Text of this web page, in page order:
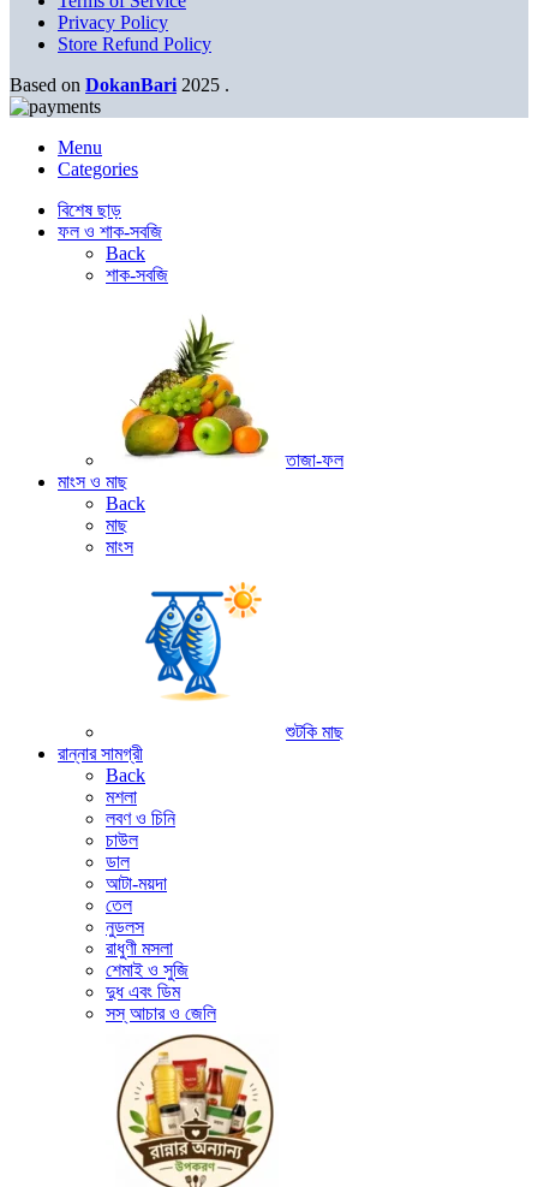
Privacy Policy
Store Refund Policy
Based on DokanBari 2025 .
Menu
Categories
বিশেষ ছাড়
ফল ও শাক-সবজি
Back
শাক-সবজি
তাজা-ফল
মাংস ও মাছ
Back
মাছ
মাংস
শুটকি মাছ
রান্নার সামগ্রী
Back
মশলা
লবণ ও চিনি
চাউল
ডাল
আটা-ময়দা
তেল
নুডলস
রাধুণী মসলা
শেমাই ও সুজি
দুধ এবং ডিম
সস্ আচার ও জেলি